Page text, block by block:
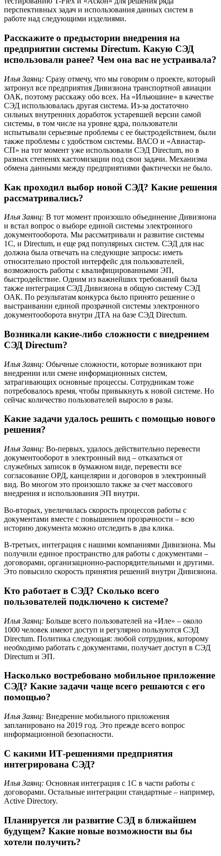
перспективных задач и использования данных систем в
работе над следующими изделиями.
Расскажите о предыстории внедрения на
предприятии системы Directum. Какую СЭД
использовали ранее? Чем она вас не устраивала?
Илья Заянц: Сразу отмечу, что мы говорим о проекте, который
затронул все предприятия Дивизиона транспортной авиации
ОАК, поэтому расскажу обо всех. На «Ильюшине» в качестве
СЭД использовалась другая система. Из-за достаточно
сильных внутренних доработок устаревшей версии самой
системы, в том числе на уровне ядра, пользователи
испытывали серьезные проблемы с ее быстродействием, были
также проблемы с удобством системы. ВАСО и «Авиастар-
СП» на тот момент уже использовали СЭД Directum, но в
разных степенях кастомизации под свои задачи. Механизма
обмена данными между предприятиями фактически не было.
Как проходил выбор новой СЭД? Какие решения
рассматривались?
Илья Заянц: В тот момент произошло объединение Дивизиона
и встал вопрос о выборе единой системы электронного
документооборота. Мы рассматривали и развитие системы
1С, и Directum, и еще ряд популярных систем. СЭД для нас
должна была отвечать на следующие запросы: иметь
относительно простой интерфейс для пользователей,
возможность работы с квалифицированными ЭП,
быстродействие. Одним из важнейших требований была
также интеграция СЭД Дивизиона в общую систему СЭД
ОАК. По результатам конкурса было принято решение о
выстраивании единой прозрачной системы электронного
документооборота внутри ДТА на базе СЭД Directum.
Возникали какие-либо сложности с внедрением
СЭД Directum?
Илья Заянц: Обычные сложности, которые возникают при
внедрении или смене информационных систем,
затрагивающих основные процессы. Сотрудникам тоже
потребовалось время, чтобы привыкнуть к новой системе. Но
сейчас количество пользователей выросло в разы.
Какие задачи удалось решить с помощью нового
решения?
Илья Заянц: Во-первых, удалось действительно перевести
документооборот в электронный вид – отказаться от
служебных записок в бумажном виде, перевести все
согласование ОРД, канцелярии и договоров в электронный
вид. Во многом это произошло также за счет массового
внедрения и использования ЭП внутри.
Во-вторых, увеличилась скорость процессов работы с
документами вместе с повышением прозрачности – всю
историю документа можно отследить в два клика.
В-третьих, интеграция с нашими компаниями Дивизиона. Мы
получили единое пространство для работы с документами –
договорами, организационно-распорядительными и другими.
Это повысило скорость принятия решений внутри Дивизиона.
Кто работает в СЭД? Сколько всего
пользователей подключено к системе?
Илья Заянц: Больше всего пользователей на «Иле» – около
1000 человек имеют доступ и регулярно пользуются СЭД
Directum. Политика следующая: любой сотрудник, которому
необходимо работать с документами, получает доступ в СЭД
Directum и ЭП.
Насколько востребовано мобильное приложение
СЭД? Какие задачи чаще всего решаются с его
помощью?
Илья Заянц: Внедрение мобильного приложения
запланировано на 2019 год. Это прежде всего вопрос
информационной безопасности.
С какими ИТ-решениями предприятия
интегрирована СЭД?
Илья Заянц: Основная интеграция с 1С в части работы с
договорами. Остальные интеграции стандартные – например,
Active Directory.
Планируется ли развитие СЭД в ближайшем
будущем? Какие новые возможности вы бы
хотели получить?